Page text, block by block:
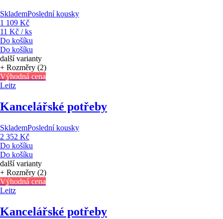
SklademPoslední kousky
1 109 Kč
11 Kč / ks
Do košíku
Do košíku
další varianty
+ Rozměry (2)
Výhodná cena
Leitz
Kancelářské potřeby
SklademPoslední kousky
2 352 Kč
Do košíku
Do košíku
další varianty
+ Rozměry (2)
Výhodná cena
Leitz
Kancelářské potřeby